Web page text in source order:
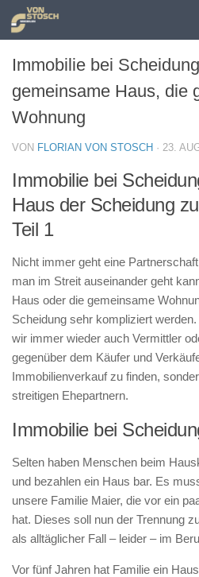
Zum Inhalt springen
Immobilie bei
gemeinsame Haus, die
Wohnung
VON FLORIAN VON STOSCH · 23.
Immobilie bei
Haus der Scheidung
Teil 1
Nicht immer geht eine
man im Streit auseinander geht
Haus oder die gemeinsame
Scheidung sehr kompliziert
wir immer wieder auch Vermittler
gegenüber dem Käufer und
Immobilienverkauf zu finden,
streitigen Ehepartnern.
Immobilie bei
Selten haben Menschen beim
und bezahlen ein Haus bar. Es
unsere Familie Maier, die vor ein
hat. Dieses soll nun der Trennung
als alltäglicher Fall – leider – im
Vor fünf Jahren hat Familie ein